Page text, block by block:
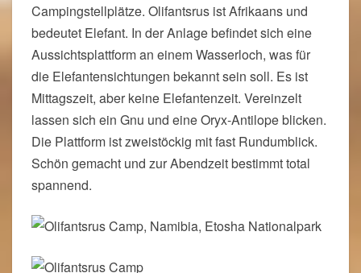
Campingstellplätze. Olifantsrus ist Afrikaans und
bedeutet Elefant. In der Anlage befindet sich eine
Aussichtsplattform an einem Wasserloch, was für
die Elefantensichtungen bekannt sein soll. Es ist
Mittagszeit, aber keine Elefantenzeit. Vereinzelt
lassen sich ein Gnu und eine Oryx-Antilope blicken.
Die Plattform ist zweistöckig mit fast Rundumblick.
Schön gemacht und zur Abendzeit bestimmt total
spannend.